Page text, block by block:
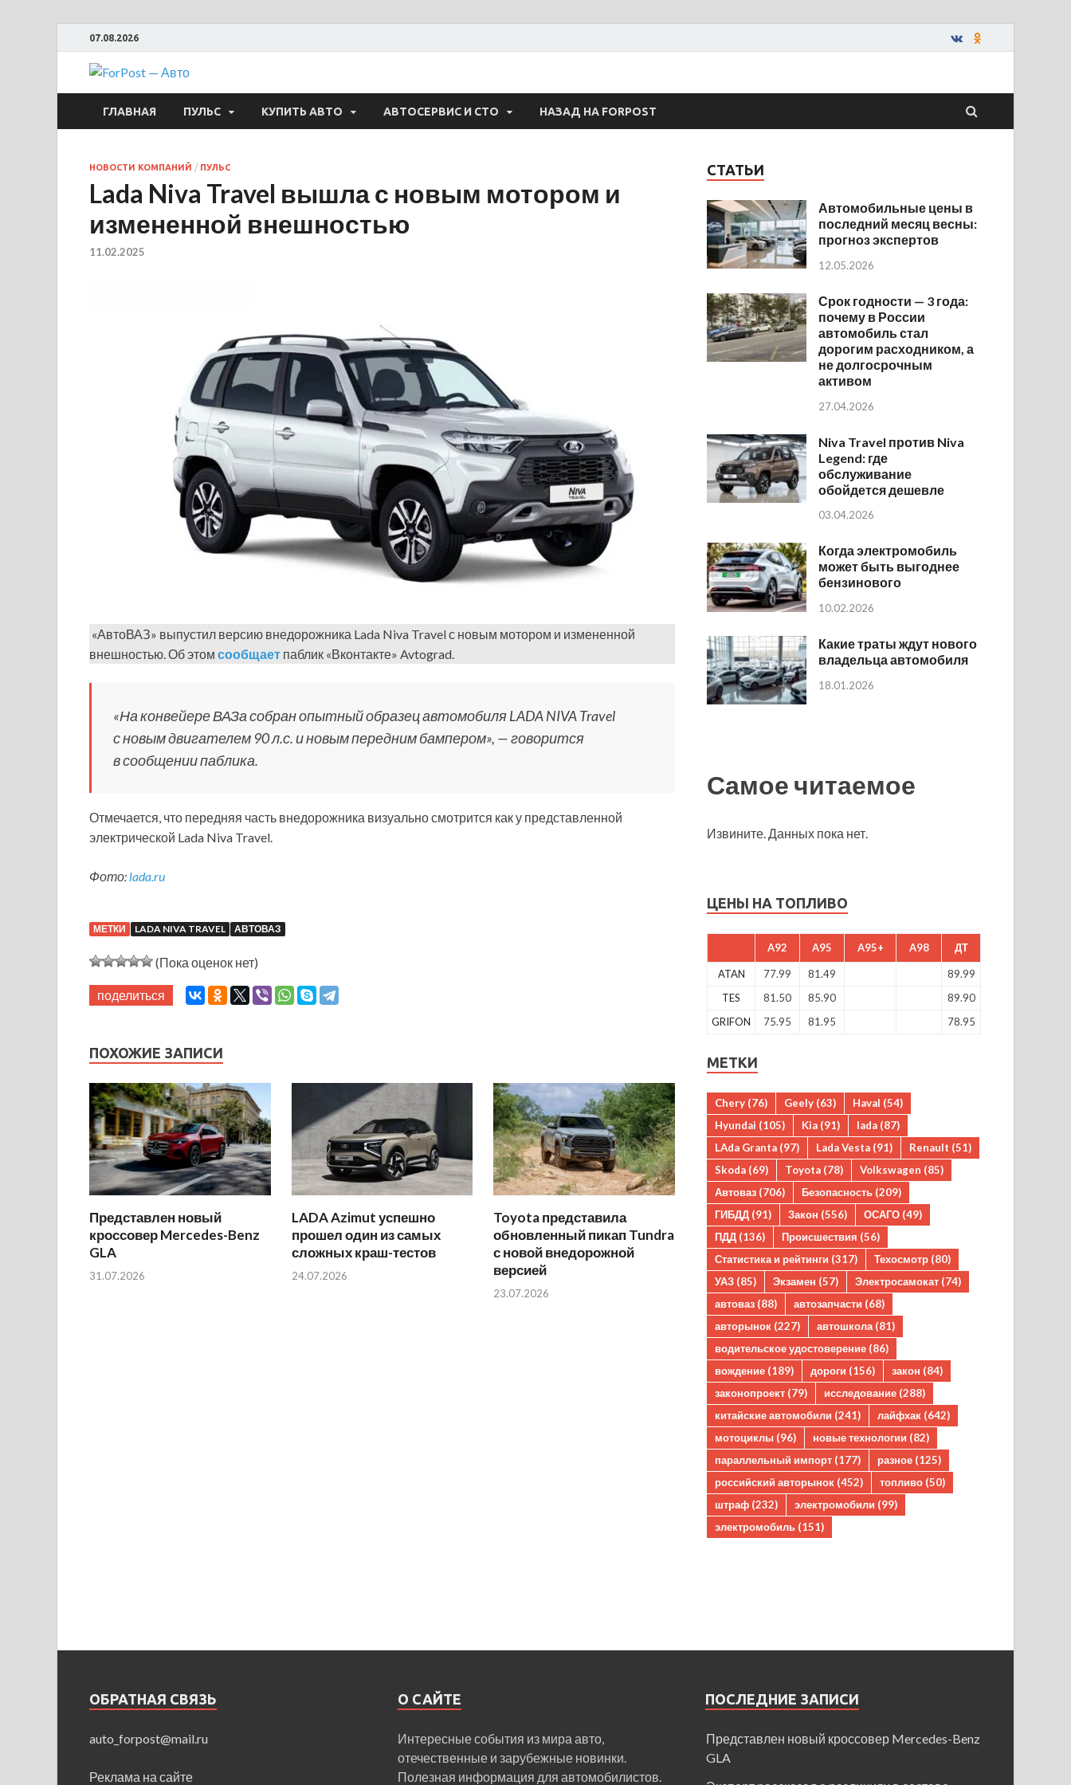
07.08.2026
ForPost — Авто
ГЛАВНАЯ ПУЛЬС КУПИТЬ АВТО АВТОСЕРВИС И СТО НАЗАД НА FORPOST
НОВОСТИ КОМПАНИЙ / ПУЛЬС
Lada Niva Travel вышла с новым мотором и
измененной внешностью
11.02.2025
«АвтоВАЗ» выпустил версию внедорожника Lada Niva Travel с новым мотором и измененной
внешностью. Об этом сообщает паблик «Вконтакте» Avtograd.
«На конвейере ВАЗа собран опытный образец автомобиля LADA NIVA Travel
с новым двигателем 90 л.с. и новым передним бампером», — говорится
в сообщении паблика.
Отмечается, что передняя часть внедорожника визуально смотрится как у представленной
электрической Lada Niva Travel.
Фото: lada.ru
МЕТКИ LADA NIVA TRAVEL АВТОВАЗ
(Пока оценок нет)
поделиться
ПОХОЖИЕ ЗАПИСИ
Представлен новый
кроссовер Mercedes-Benz
GLA
31.07.2026
LADA Azimut успешно
прошел один из самых
сложных краш-тестов
24.07.2026
Toyota представила
обновленный пикап Tundra
с новой внедорожной
версией
23.07.2026
СТАТЬИ
Автомобильные цены в
последний месяц весны:
прогноз экспертов
12.05.2026
Срок годности — 3 года:
почему в России
автомобиль стал
дорогим расходником, а
не долгосрочным
активом
27.04.2026
Niva Travel против Niva
Legend: где
обслуживание
обойдется дешевле
03.04.2026
Когда электромобиль
может быть выгоднее
бензинового
10.02.2026
Какие траты ждут нового
владельца автомобиля
18.01.2026
Самое читаемое
Извините. Данных пока нет.
ЦЕНЫ НА ТОПЛИВО
A92 A95 A95+ A98 ДТ
ATAN 77.99 81.49
89.99
TES
81.50 85.90
89.90
GRIFON
75.95 81.95 78.95
МЕТКИ
Chery (76) Geely (63) Haval (54)
Hyundai (105) Kia (91) lada (87)
LAda Granta (97) Lada Vesta (91) Renault (51)
Skoda (69) Toyota (78) Volkswagen (85)
Автоваз (706) Безопасность (209)
ГИБДД (91) Закон (556) ОСАГО (49)
ПДД (136) Происшествия (56)
Статистика и рейтинги (317) Техосмотр (80)
УАЗ (85) Экзамен (57) Электросамокат (74)
автоваз (88) автозапчасти (68)
авторынок (227) автошкола (81)
водительское удостоверение (86)
вождение (189) дороги (156) закон (84)
законопроект (79) исследование (288)
китайские автомобили (241) лайфхак (642)
мотоциклы (96) новые технологии (82)
параллельный импорт (177) разное (125)
российский авторынок (452) топливо (50)
штраф (232) электромобили (99)
электромобиль (151)
ОБРАТНАЯ СВЯЗЬ
auto_forpost@mail.ru
Реклама на сайте
О САЙТЕ
Интересные события из мира авто,
отечественные и зарубежные новинки.
Полезная информация для автомобилистов.
ПОСЛЕДНИЕ ЗАПИСИ
Представлен новый кроссовер Mercedes-Benz
GLA